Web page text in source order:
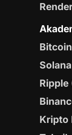
Ripple
Kripto